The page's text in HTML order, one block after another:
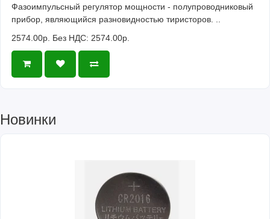
Фазоимпульсный регулятор мощности - полупроводниковый
прибор, являющийся разновидностью тиристоров. ..
2574.00р. Без НДС: 2574.00р.
Новинки